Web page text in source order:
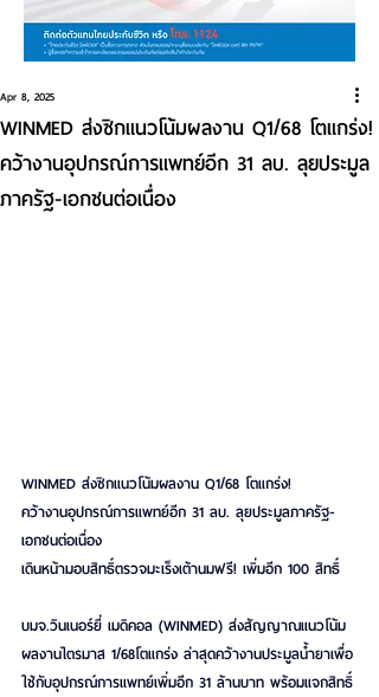
WINMED ส่งซิกแนวโน้มผลงาน Q1/68 โตแกร่ง!
คว้างานอุปกรณ์การแพทย์อีก 31 ลบ. ลุยประมูล
ภาครัฐ-เอกชนต่อเนื่อง
Apr 8, 2025
WINMED ส่งซิกแนวโน้มผลงาน Q1/68 โตแกร่ง!
คว้างานอุปกรณ์การแพทย์อีก 31 ลบ. ลุยประมูลภาครัฐ-
เอกชนต่อเนื่อง
เดินหน้ามอบสิทธิ์ตรวจมะเร็งเต้านมฟรี! เพิ่มอีก 100 สิทธิ์
บมจ.วินเนอร์ยี่ เมดิคอล (WINMED) ส่งสัญญาณแนวโน้ม
ผลงานไตรมาส 1/68โตแกร่ง ล่าสุดคว้างานประมูลน้ำยาเพื่อ
ใช้กับอุปกรณ์การแพทย์เพิ่มอีก 31 ล้านบาท พร้อมแจกสิทธิ์